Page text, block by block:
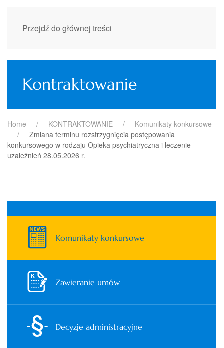
Przejdź do głównej treści
Kontraktowanie
Home KONTRAKTOWANIE
Komunikaty konkursowe
Zmiana terminu rozstrzygnięcia postępowania
konkursowego w rodzaju Opieka psychiatryczna i leczenie
uzależnień 28.05.2026 r.
Komunikaty konkursowe
Zawieranie umów
Decyzje administracyjne